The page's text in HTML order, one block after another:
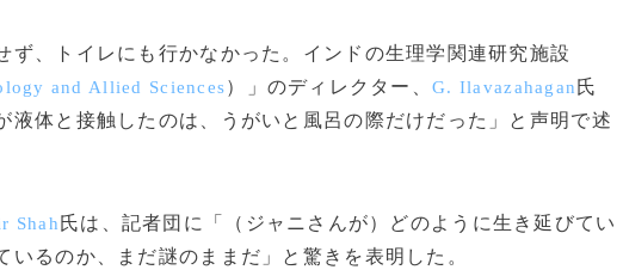
、トイレにも行かなかった。インドの生理学関連研究施設
and Allied Sciences）」のディレクター、G. Ilavazahagan 氏
液体と接触したのは、うがいと風呂の際だけだった」と声明で述
Shah 氏は、記者団に「（ジャニさんが）どのように生き延びてい
るのか、まだ謎のままだ」と驚きを表明した。